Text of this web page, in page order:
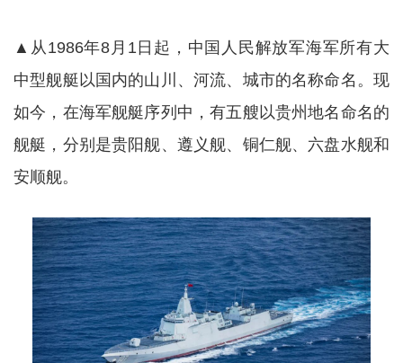
▲从1986年8月1日起，中国人民解放军海军所有大
中型舰艇以国内的山川、河流、城市的名称命名。现
如今，在海军舰艇序列中，有五艘以贵州地名命名的
舰艇，分别是贵阳舰、遵义舰、铜仁舰、六盘水舰和
安顺舰。